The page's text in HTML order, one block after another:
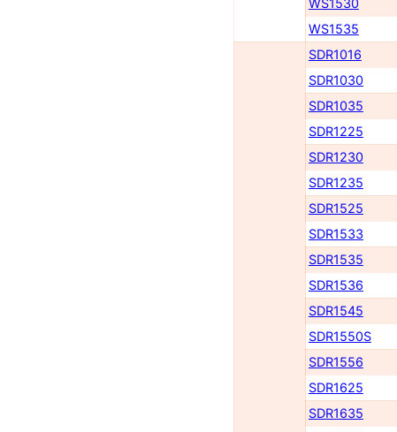
WS1535
SDR1016
SDR1030
SDR1035
SDR1225
SDR1230
SDR1235
SDR1525
SDR1533
SDR1535
SDR1536
SDR1545
SDR1550S
SDR1556
SDR1625
SDR1635